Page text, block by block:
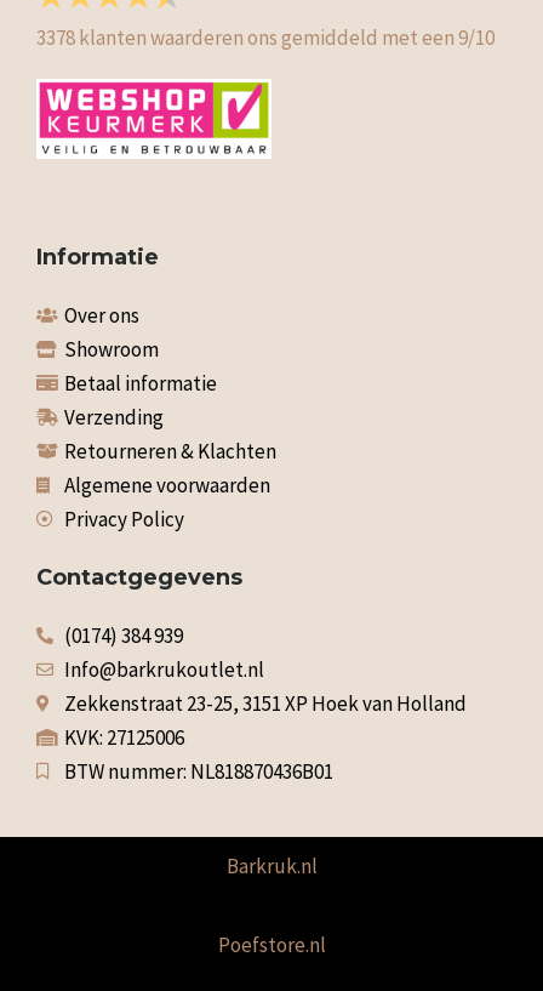
3378klanten waarderen ons gemiddeld met een9/10
Informatie
Over ons
Showroom
Betaal informatie
Verzending
Retourneren & Klachten
Algemene voorwaarden
Privacy Policy
Contactgegevens
(0174) 384 939
Info@barkrukoutlet.nl
Zekkenstraat 23-25, 3151 XP Hoek van Holland
KVK: 27125006
BTW nummer: NL818870436B01
Barkruk.nl
Poefstore.nl